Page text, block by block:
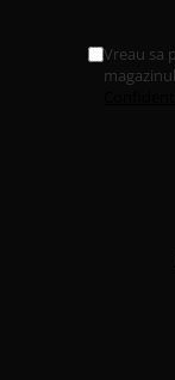
Vreau sa